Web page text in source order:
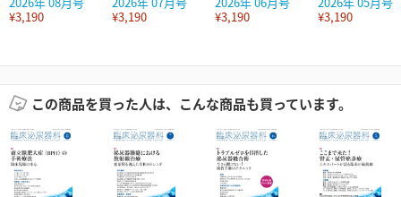
¥3,190
¥3,190
¥3,190
¥3,190
この商品を買った人は、こんな商品も買っています。